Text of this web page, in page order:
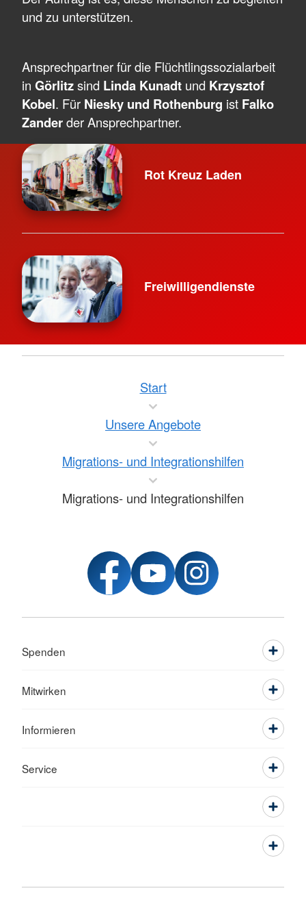
und zu unterstützen.
Ansprechpartner für die Flüchtlingssozialarbeit
in Görlitzsind Linda Kunadt und Krzysztof
Kobel. Für Niesky und Rothenburg ist Falko
Zanderder Ansprechpartner.
Rot Kreuz Laden
Freiwilligendienste
Start
Unsere Angebote
Migrations- und Integrationshilfen
Migrations- und Integrationshilfen
Spenden
Mitwirken
Informieren
Service